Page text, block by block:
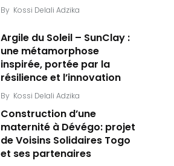
By Kossi Delali Adzika
Argile du Soleil – SunClay :
une métamorphose
inspirée, portée par la
résilience et l’innovation
By Kossi Delali Adzika
Construction d’une
maternité à Dévégo: projet
de Voisins Solidaires Togo
et ses partenaires